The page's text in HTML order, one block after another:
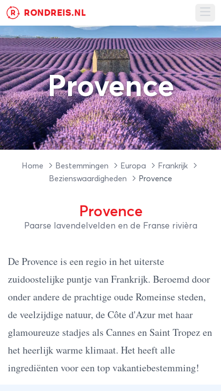
R RONDREIS.NL
Provence
Home Bestemmingen Europa
Frankrijk
Bezienswaardigheden
Provence
Provence
Paarse lavendelvelden en de Franse rivièra
De Provence is een regio in het uiterste
zuidoostelijke puntje vanFrankrijk. Beroemd door
onder andere de prachtige oude Romeinse steden,
de veelzijdige natuur, de Côte d'Azur met haar
glamoureuze stadjes als Cannes en Saint Tropez en
het heerlijk warme klimaat. Het heeft alle
ingrediënten voor een top vakantiebestemming!